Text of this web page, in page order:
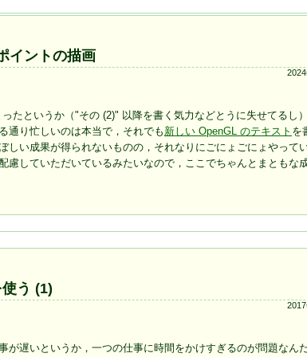
イントの描画
たというか（"その (2)" 以降を書く気力などとうに失せてるし
通り忙しいのは本当で，それでも 新しい OpenGL のテキスト を
い成果が得られないものの，それなりにごにょごにょやって
していただいているみたいなので，ここでちゃんとまともな
う (1)
遅いというか，一つの仕事に時間をかけすぎるのが問題なん